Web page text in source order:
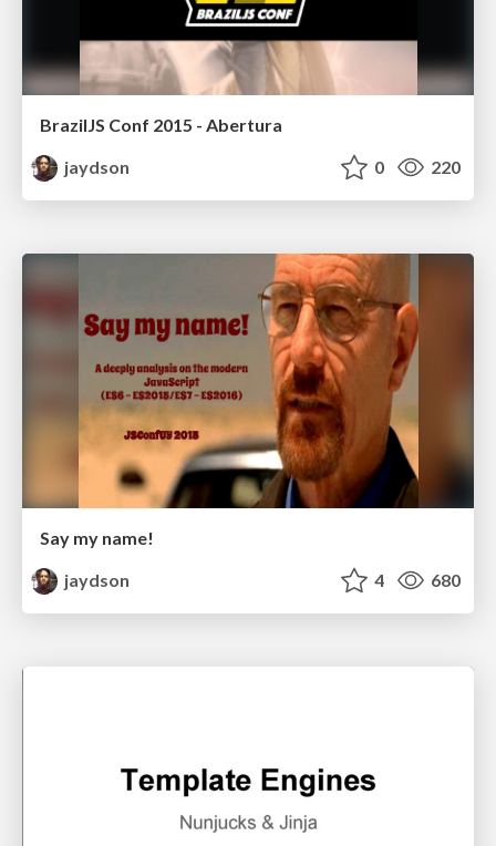
BrazilJS Conf 2015 - Abertura
jaydson
0 220
Say my name!
jaydson
4 680